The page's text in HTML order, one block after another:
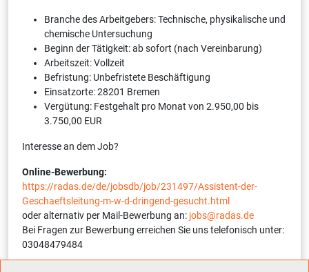
Branche des Arbeitgebers: Technische, physikalische und
chemische Untersuchung
Beginn der Tätigkeit: ab sofort (nach Vereinbarung)
Arbeitszeit: Vollzeit
Befristung: Unbefristete Beschäftigung
Einsatzorte: 28201 Bremen
Vergütung: Festgehalt pro Monat von 2.950,00 bis
3.750,00 EUR
Interesse an dem Job?
Online-Bewerbung:
https://radas.de/de/jobsdb/job/231497/Assistent-der-
Geschaeftsleitung-m-w-d-dringend-gesucht.html
oder alternativ per Mail-Bewerbung an: jobs@radas.de
Bei Fragen zur Bewerbung erreichen Sie uns telefonisch unter:
03048479484